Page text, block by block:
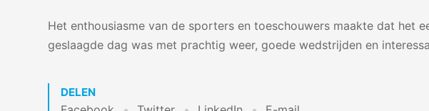
Het enthousiasme van de sporters en toeschouwers maakte dat het
geslaagde dag was met prachtig weer, goede wedstrijden en
DELEN